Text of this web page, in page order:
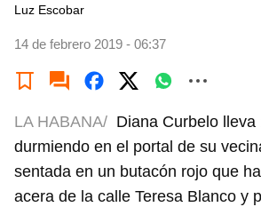
Luz Escobar
14 de febrero 2019 - 06:37
LA HABANA/ Diana Curbelo lleva
durmiendo en el portal de su
sentada en un butacón rojo que
acera de la calle Teresa Blanco y